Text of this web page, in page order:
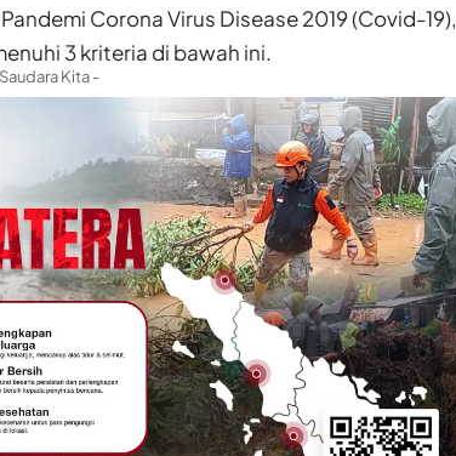
Corona Virus Disease 2019 (Covid-19),
3 kriteria di bawah ini.
Kita -